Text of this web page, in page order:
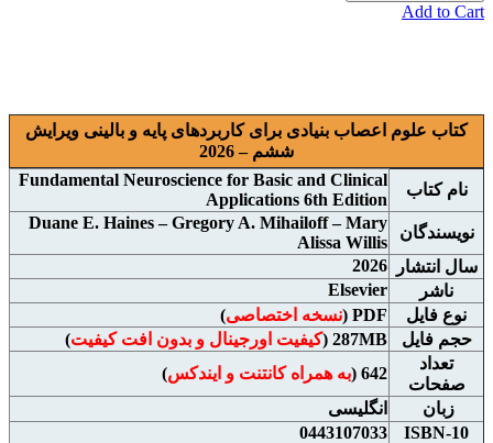
Add to Cart
کتاب علوم اعصاب بنیادی برای کاربردهای پایه و بالینی ویرایش
ششم – 2026
نام کتاب
Fundamental Neuroscience for Basic and Clinical
Applications 6th Edition
نويسندگان
Duane E. Haines – Gregory A. Mihailoff – Mary
Alissa Willis
سال انتشار
2026
ناشر
Elsevier
نوع فايل
PDF ( نسخه اختصاصی)
حجم فايل
287MB ( کیفیت اورجینال و بدون افت کیفیت)
تعداد
صفحات
642 ( به همراه کانتنت و ایندکس)
زبان
انگلیسی
ISBN-10
0443107033